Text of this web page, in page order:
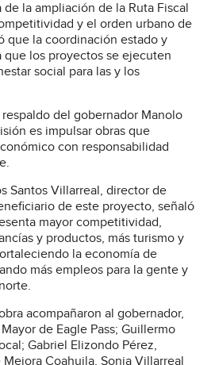
la ampliación de la Ruta Fiscal
y el orden urbano de
que la coordinación estado y
que los proyectos se ejecuten
social para las y los
del gobernador Manolo
es impulsar obras que
con responsabilidad
Santos Villarreal, director de
de este proyecto, señaló
mayor competitividad,
y productos, más turismo y
la economía de
más empleos para la gente y
acompañaron al gobernador,
de Eagle Pass; Guillermo
Gabriel Elizondo Pérez,
Coahuila, Sonia Villarreal